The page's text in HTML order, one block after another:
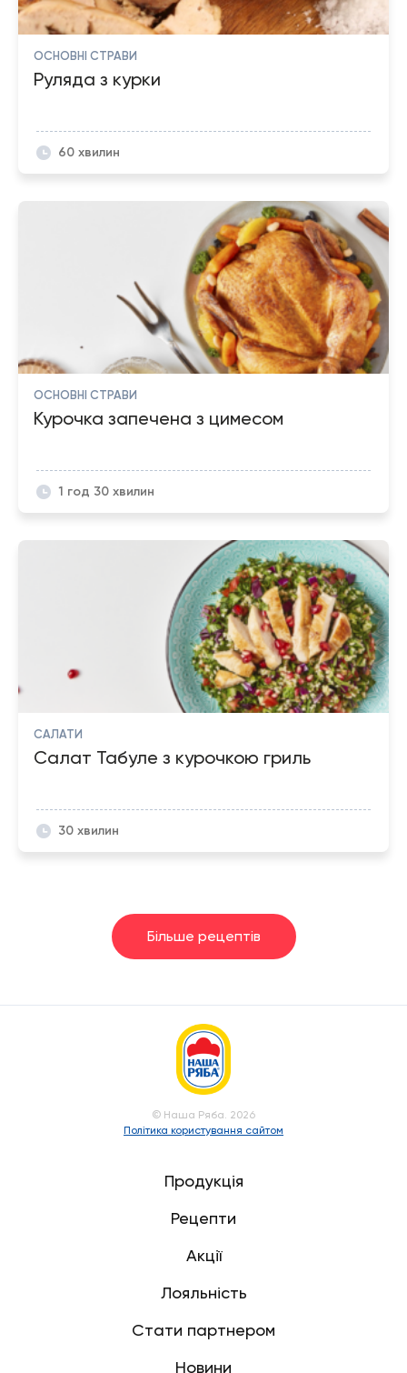
ОСНОВНІ СТРАВИ
Руляда з курки
60 хвилин
ОСНОВНІ СТРАВИ
Курочка запечена з цимесом
1 год 30 хвилин
САЛАТИ
Салат Табуле з курочкою гриль
30 хвилин
Більше рецептів
© Наша Ряба. 2026
Політика користування сайтом
Продукція
Рецепти
Акції
Лояльність
Стати партнером
Новини